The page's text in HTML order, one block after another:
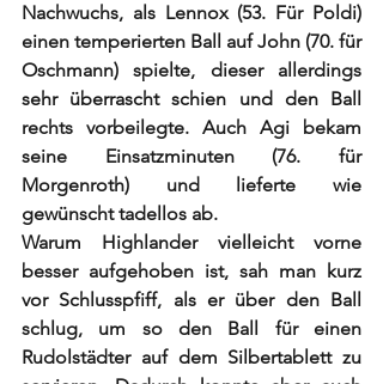
Nachwuchs, als Lennox (53. Für Poldi)
einen temperierten Ball auf John (70. für
Oschmann) spielte, dieser allerdings
sehr überrascht schien und den Ball
rechts vorbeilegte. Auch Agi bekam
seine Einsatzminuten (76. für
Morgenroth) und lieferte wie
gewünscht tadellos ab.
Warum Highlander vielleicht vorne
besser aufgehoben ist, sah man kurz
vor Schlusspfiff, als er über den Ball
schlug, um so den Ball für einen
Rudolstädter auf dem Silbertablett zu